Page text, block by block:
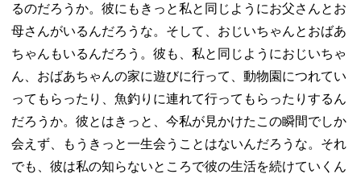
るのだろうか。彼にもきっと私と同じようにお父さんとお
母さんがいるんだろうな。そして、おじいちゃんとおばあ
ちゃんもいるんだろう。彼も、私と同じようにおじいちゃ
ん、おばあちゃんの家に遊びに行って、動物園につれてい
ってもらったり、魚釣りに連れて行ってもらったりするん
だろうか。彼とはきっと、今私が見かけたこの瞬間でしか
会えず、もうきっと一生会うことはないんだろうな。それ
でも、彼は私の知らないところで彼の生活を続けていくん